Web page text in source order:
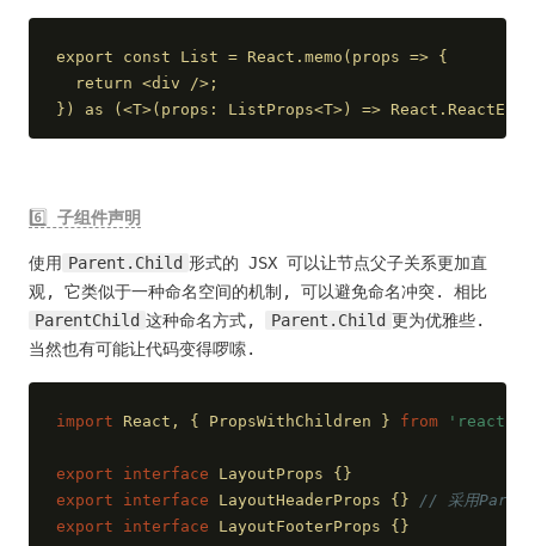
export const List = React.memo(props => {
  return <div />;
}) as (<T>(props: ListProps<T>) =>
6️⃣ 子组件声明
使用 Parent.Child 形式的 JSX 可以让节点父子关系更加直
观, 它类似于一种命名空间的机制, 可以避免命名冲突. 相比
ParentChild 这种命名方式, Parent.Child 更为优雅些.
当然也有可能让代码变得啰嗦.
import React, { PropsWithChildren } from 'react'
export interface LayoutProps {}
export
interface LayoutHeaderProps {} // 采用
export
interface LayoutFooterProps {}